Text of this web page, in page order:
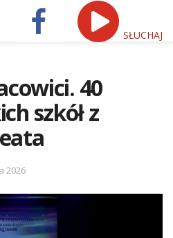
SŁUCHAJ
40
szkół z
2026